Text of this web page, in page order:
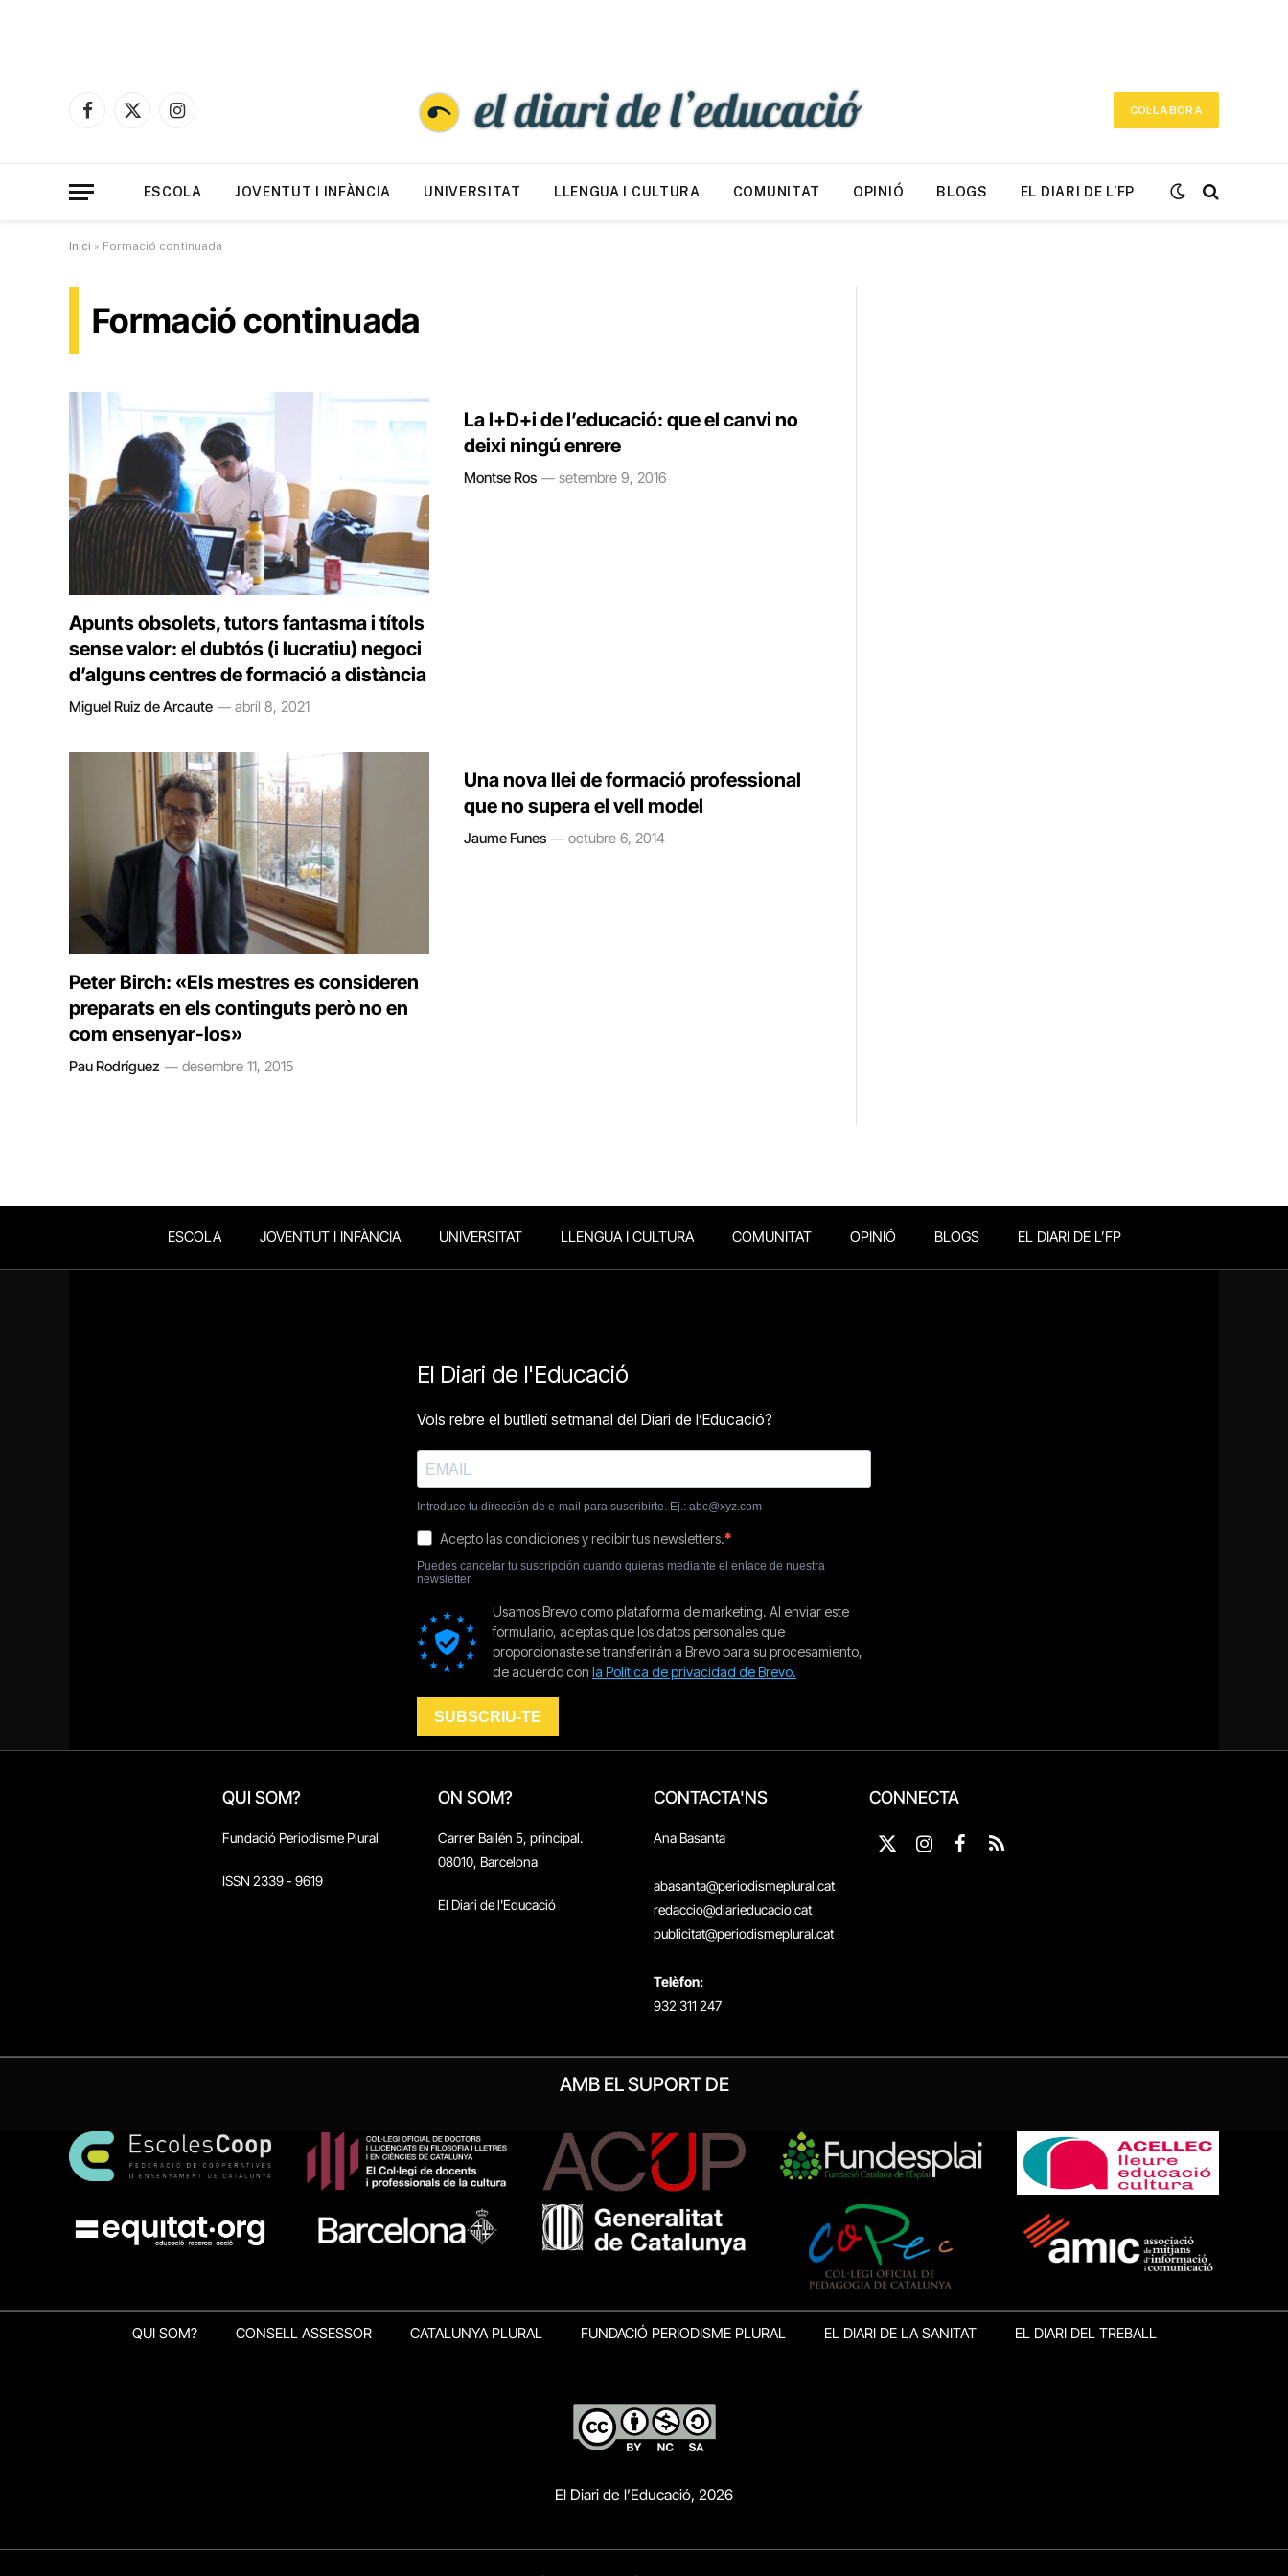
Facebook
X
Instagram
COL·LABORA
ESCOLA JOVENTUT I INFÀNCIA UNIVERSITAT LLENGUA I CULTURA COMUNITAT OPINIÓ BLOGS EL DIARI DE L’FP
Inici » Formació continuada
Formació continuada
Apunts obsolets, tutors fantasma i títols
sense valor: el dubtós (i lucratiu) negoci
d’alguns centres de formació a distància
Miguel Ruiz de Arcaute abril 8, 2021
La I+D+i de l’educació: que el canvi no
deixi ningú enrere
Montse Ros setembre 9, 2016
Peter Birch: «Els mestres es consideren
preparats en els continguts però no en
com ensenyar-los»
Pau Rodríguez desembre 11, 2015
Una nova llei de formació professional
que no supera el vell model
Jaume Funes octubre 6, 2014
ESCOLA JOVENTUT I INFÀNCIA UNIVERSITAT LLENGUA I CULTURA COMUNITAT OPINIÓ BLOGS EL DIARI DE L’FP
QUI SOM?
Fundació Periodisme Plural
ISSN 2339 - 9619
ON SOM?
Carrer Bailén 5, principal.
08010, Barcelona
El Diari de l'Educació
CONTACTA'NS
Ana Basanta
abasanta@periodismeplural.cat
redaccio@diarieducacio.cat
publicitat@periodismeplural.cat
Telèfon:
932 311 247
CONNECTA
X
Instagram
Facebook
RSS
AMB EL SUPORT DE
QUI SOM? CONSELL ASSESSOR CATALUNYA PLURAL FUNDACIÓ PERIODISME PLURAL EL DIARI DE LA SANITAT EL DIARI DEL TREBALL
El Diari de l’Educació, 2026